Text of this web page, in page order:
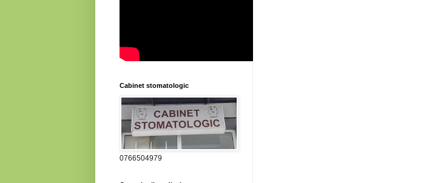
Cabinet stomatologic
0766504979